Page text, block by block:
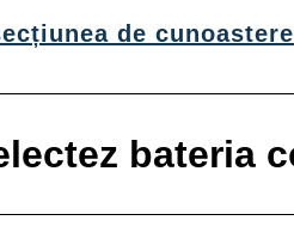
de cunoastere
bateria